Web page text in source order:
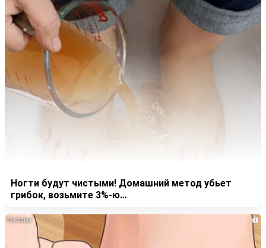
Ногти будут чистыми! Домашний метод убьет
грибок, возьмите 3%-ю…
i